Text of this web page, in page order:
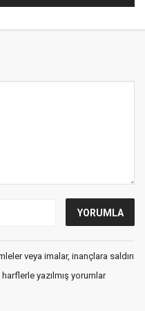
FELSEFESİ
veya imalar, inançlara saldırı
yazılmış yorumlar